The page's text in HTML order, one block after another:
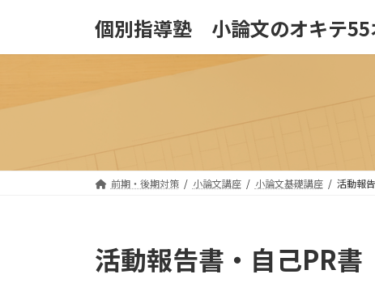
へ
ョ
個別指導塾 小論文のオキテ55
前期・後期対策 小論文講座 小論文基礎講座 活動報
活動報告書・自己PR書